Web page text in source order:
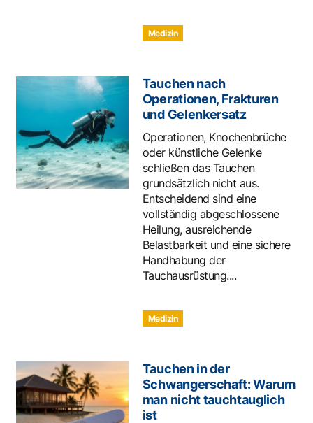
Medizin
Tauchen nach
Operationen, Frakturen
und Gelenkersatz
Operationen, Knochenbrüche
oder künstliche Gelenke
schließen das Tauchen
grundsätzlich nicht aus.
Entscheidend sind eine
vollständig abgeschlossene
Heilung, ausreichende
Belastbarkeit und eine sichere
Handhabung der
Tauchausrüstung....
Medizin
Tauchen in der
Schwangerschaft: Warum
man nicht tauchtauglich
ist